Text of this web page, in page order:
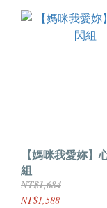
【媽咪我愛妳】
組
NT$1,684
NT$1,588